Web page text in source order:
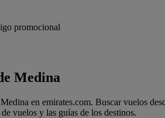
promocional
Medina
en emirates.com. Buscar vuelos
vuelos y las guías de los destinos.